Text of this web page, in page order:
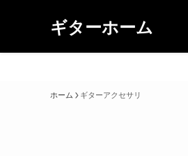
ギターホーム
ホーム ギターアクセサリ